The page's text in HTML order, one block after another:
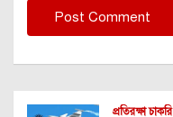
প্রতিরক্ষা চাকরি